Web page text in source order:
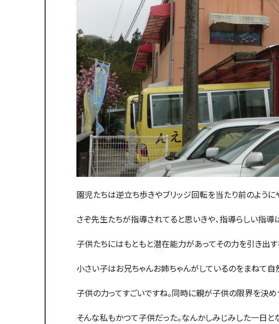
園児たちは逆立ち歩きやブリッジ回転を当たり前のように
さぞ先生たちが指導されてると思いきや、指導らしい指導
子供たちにはもともと潜在能力があってその力を引き出す
小さい子はお兄ちゃんお姉ちゃんがしているのをまねて自
子供の力ってすごいですね。同時に親が子供の限界を決め
そんな私もかつて子供だった。なんかしみじみした一日とな